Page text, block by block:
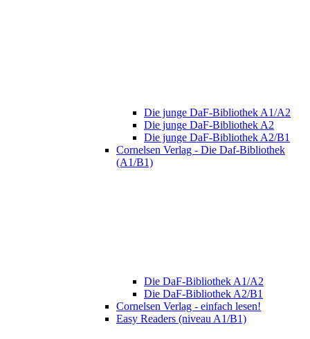
Die junge DaF-Bibliothek A1/A2
Die junge DaF-Bibliothek A2
Die junge DaF-Bibliothek A2/B1
Cornelsen Verlag - Die Daf-Bibliothek
(A1/B1)
Die DaF-Bibliothek A1/A2
Die DaF-Bibliothek A2/B1
Cornelsen Verlag - einfach lesen!
Easy Readers (niveau A1/B1)